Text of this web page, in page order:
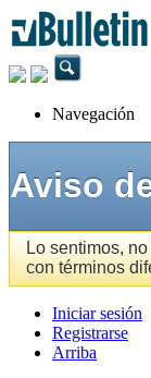
Navegación
Aviso
Lo sentimos,
con términos
Iniciar sesión
Registrarse
Arriba